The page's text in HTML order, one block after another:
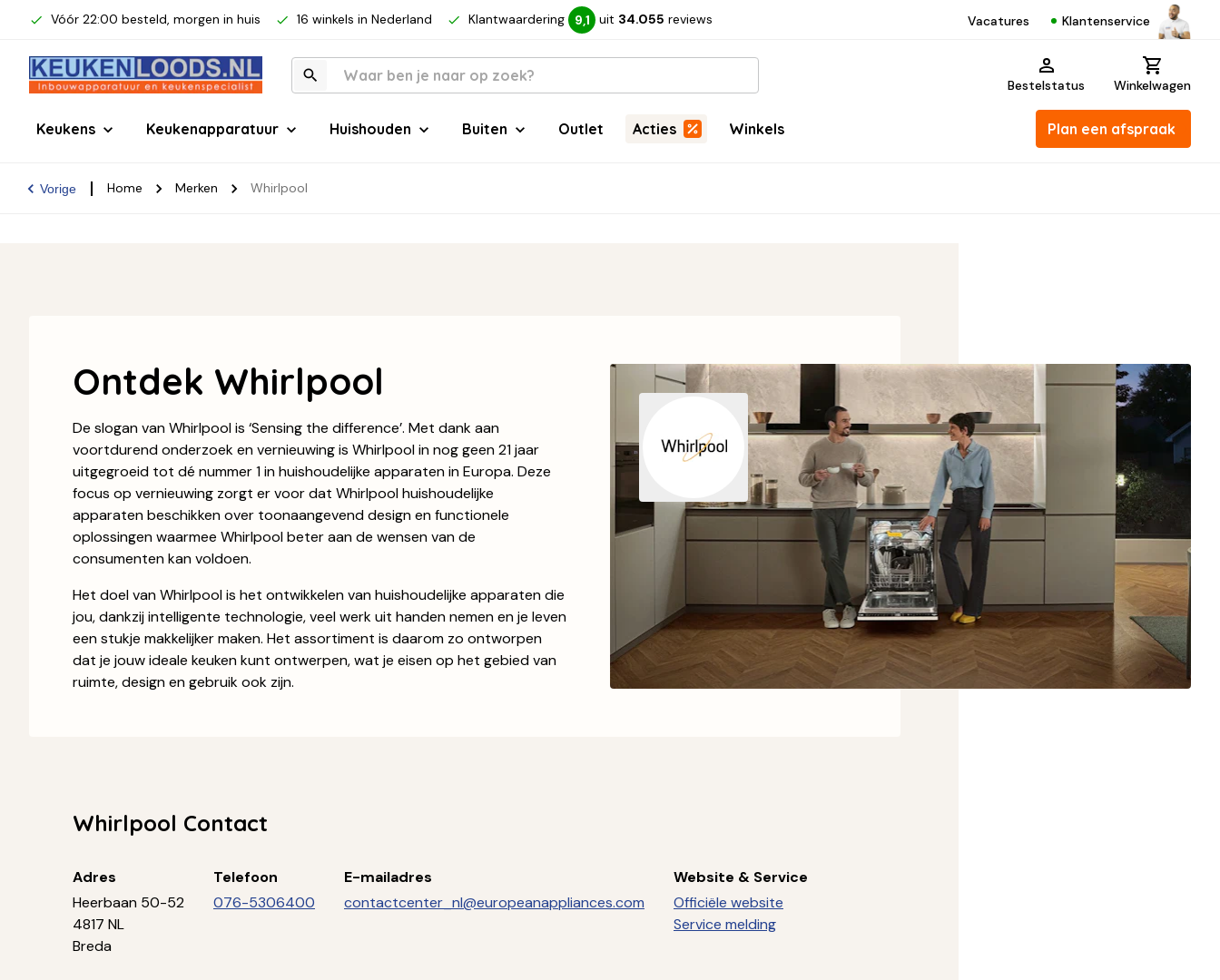
Vóór 22:00 besteld, morgen in huis 16 winkels in Nederland Klantwaardering 9,1 uit 34.055 reviews Vacatures Klantenservice
Bestelstatus Winkelwagen
Keukens Keukenapparatuur Huishouden Buiten Outlet Acties Winkels Plan een afspraak
Vorige Home Merken Whirlpool
Ontdek Whirlpool
De slogan van Whirlpool is ‘Sensing the difference’. Met dank aan
voortdurend onderzoek en vernieuwing is Whirlpool in nog geen 21 jaar
uitgegroeid tot dé nummer 1 in huishoudelijke apparaten in Europa. Deze
focus op vernieuwing zorgt er voor dat Whirlpool huishoudelijke
apparaten beschikken over toonaangevend design en functionele
oplossingen waarmee Whirlpool beter aan de wensen van de
consumenten kan voldoen.
Het doel van Whirlpool is het ontwikkelen van huishoudelijke apparaten die
jou, dankzij intelligente technologie, veel werk uit handen nemen en je leven
een stukje makkelijker maken. Het assortiment is daarom zo ontworpen
dat je jouw ideale keuken kunt ontwerpen, wat je eisen op het gebied van
ruimte, design en gebruik ook zijn.
Whirlpool Contact
Adres
Heerbaan 50-52
4817 NL
Breda
Telefoon
076-5306400
E-mailadres
contactcenter_nl@europeanappliances.com
Website & Service
Officiële website
Service melding